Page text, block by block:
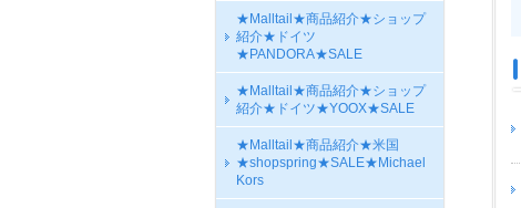
★Malltail★商品紹介★ショップ
紹介★ドイツ
★PANDORA★SALE
★Malltail★商品紹介★ショップ
紹介★ドイツ★YOOX★SALE
★Malltail★商品紹介★米国
★shopspring★SALE★Michael
Kors